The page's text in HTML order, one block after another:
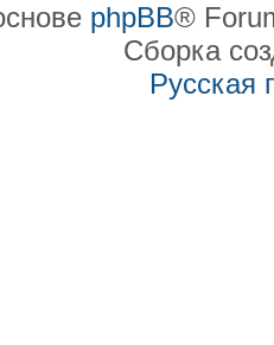
phpBB®
Сборка
Русская